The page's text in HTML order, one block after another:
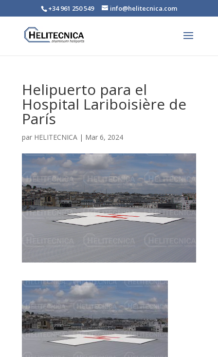
+34 961 250 549 info@helitecnica.com
Helipuerto para el
Hospital Lariboisière de
París
par HELITECNICA| Mar 6, 2024